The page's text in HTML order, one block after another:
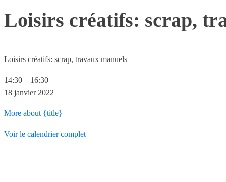
Loisirs créatifs: scrap,
Loisirs créatifs: scrap, travaux manuels
14:30 – 16:30
18 janvier 2022
More about {title}
Voir le calendrier complet